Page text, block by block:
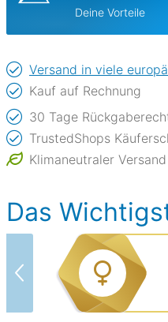
Deine Vorteile
Versand in viele
Kauf auf Rechnung
30 Tage
TrustedShops
Klimaneutraler
Das